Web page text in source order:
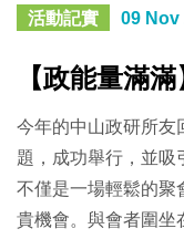
活動記實 09 Nov
【政能量滿
今年的中山政研所友
題，成功舉行，並吸
不僅是一場輕鬆的聚
貴機會。與會者圍坐